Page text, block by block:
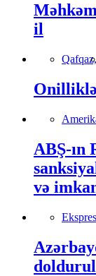
il
Qafqaz,
ABŞ-ın
və